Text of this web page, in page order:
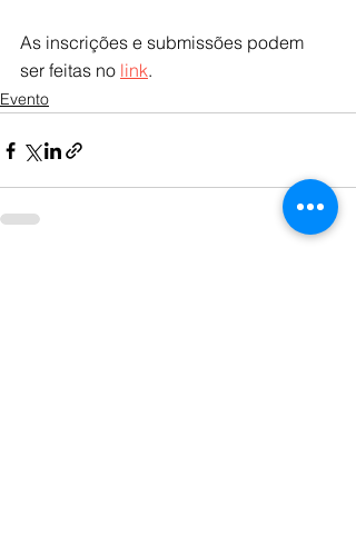
As inscrições e submissões podem
ser feitas no link.
Evento